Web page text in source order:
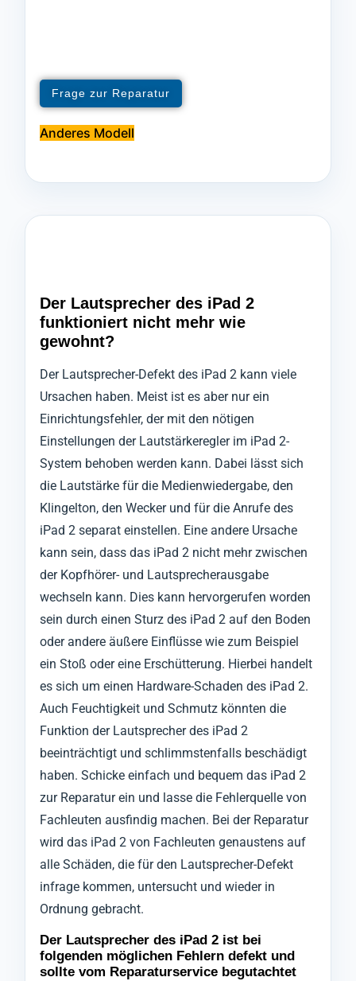
Frage zur Reparatur
Anderes Modell
Der Lautsprecher des iPad 2
funktioniert nicht mehr wie
gewohnt?
Der Lautsprecher-Defekt des iPad 2 kann viele
Ursachen haben. Meist ist es aber nur ein
Einrichtungsfehler, der mit den nötigen
Einstellungen der Lautstärkeregler im iPad 2-
System behoben werden kann. Dabei lässt sich
die Lautstärke für die Medienwiedergabe, den
Klingelton, den Wecker und für die Anrufe des
iPad 2 separat einstellen. Eine andere Ursache
kann sein, dass das iPad 2 nicht mehr zwischen
der Kopfhörer- und Lautsprecherausgabe
wechseln kann. Dies kann hervorgerufen worden
sein durch einen Sturz des iPad 2 auf den Boden
oder andere äußere Einflüsse wie zum Beispiel
ein Stoß oder eine Erschütterung. Hierbei handelt
es sich um einen Hardware-Schaden des iPad 2.
Auch Feuchtigkeit und Schmutz könnten die
Funktion der Lautsprecher des iPad 2
beeinträchtigt und schlimmstenfalls beschädigt
haben. Schicke einfach und bequem das iPad 2
zur Reparatur ein und lasse die Fehlerquelle von
Fachleuten ausfindig machen. Bei der Reparatur
wird das iPad 2 von Fachleuten genaustens auf
alle Schäden, die für den Lautsprecher-Defekt
infrage kommen, untersucht und wieder in
Ordnung gebracht.
Der Lautsprecher des iPad 2 ist bei
folgenden möglichen Fehlern defekt und
sollte vom Reparaturservice begutachtet